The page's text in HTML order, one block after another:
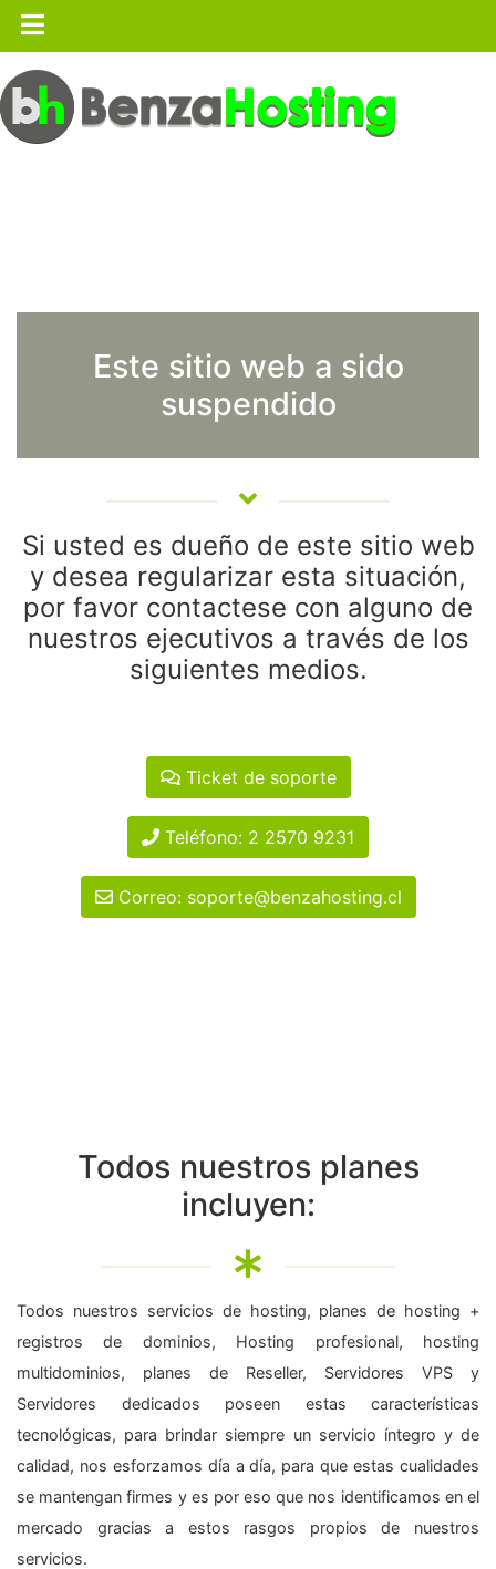
Este sitio web a sido
suspendido
Si usted es dueño de este sitio web
y desea regularizar esta situación,
por favor contactese con alguno de
nuestros ejecutivos a través de los
siguientes medios.
Ticket de soporte
Teléfono: 2 2570 9231
Correo: soporte@benzahosting.cl
Todos nuestros planes
incluyen:
Todos nuestros servicios de hosting, planes de hosting +
registros de dominios, Hosting profesional, hosting
multidominios, planes de Reseller, Servidores VPS y
Servidores dedicados poseen estas características
tecnológicas, para brindar siempre un servicio íntegro y de
calidad, nos esforzamos día a día, para que estas cualidades
se mantengan firmes y es por eso que nos identificamos en el
mercado gracias a estos rasgos propios de nuestros
servicios.